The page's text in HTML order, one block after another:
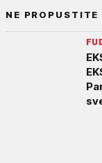
NE PROPUSTITE